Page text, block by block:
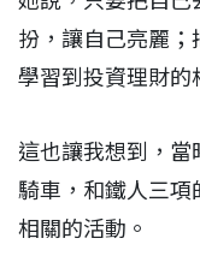
扮，讓自己亮麗
學習到投資理財的
這也讓我想到，當
騎車，和鐵人三
相關的活動。